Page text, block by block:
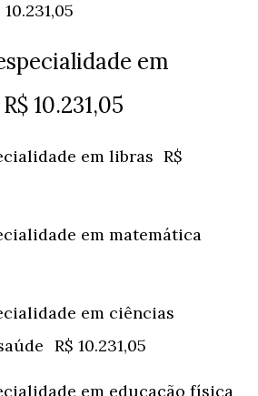
10.231,05
em
R$ 10.231,05
em libras R$
em matemática
em ciências
R$ 10.231,05
em educação física